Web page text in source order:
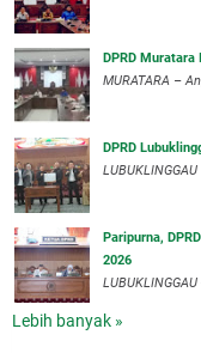
DPRD
MURATARA –
DPRD
Paripurna,
2026
Lebih banyak »